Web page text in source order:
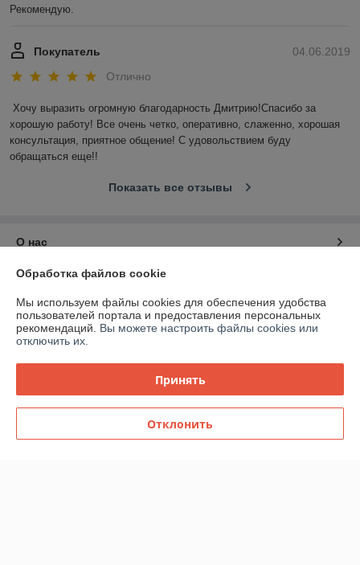
Рекомендую.
04.06.2019
Покупатель
Отлично
Хочу выразить огромную благодарность Дмитрию!Спасибо за
хорошую работу! Все очень четко, оперативно, слаженно, хорошая
консультация, приятное общение! С удовольствием буду
обращаться еще!!
Показать все отзывы
О нас
Контакты
Доставка и оплата
Полная версия сайта
Политика обработки cookies
Обработка файлов cookie
Мы используем файлы cookies для обеспечения удобства
пользователей портала и предоставления персональных
рекомендаций. Вы можете настроить файлы cookies или
отключить их.
Принять
Отклонить